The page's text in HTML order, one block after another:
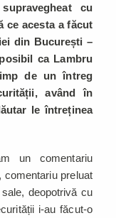
cu
ce acesta a făcut
din București –
ca Lambru
de un întreg
având în
le întreținea
un comentariu
comentariu preluat
deopotrivă cu
i-au făcut-o